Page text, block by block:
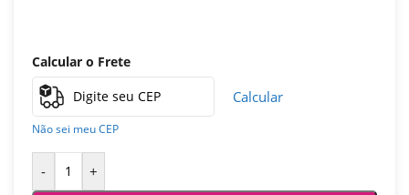
Calcular o Frete
Calcular
Não sei meu CEP
- +